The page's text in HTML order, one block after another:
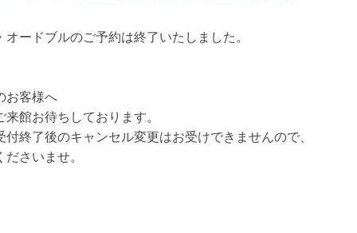
オードブルのご予約は終了いたしました。
お客様へ
来館お待ちしております。
付終了後のキャンセル変更はお受けできませんので、
ださいませ。